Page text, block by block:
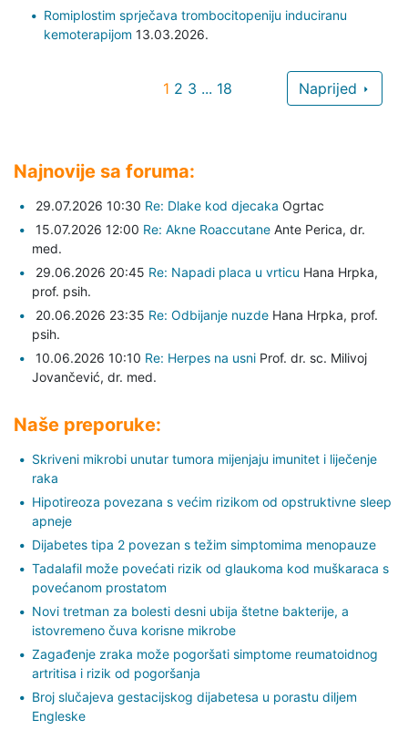
Romiplostim sprječava trombocitopeniju induciranu
kemoterapijom 13.03.2026.
1 2 3 ... 18 Naprijed
Najnovije sa foruma:
29.07.2026 10:30 Re: Dlake kod djecaka Ogrtac
15.07.2026 12:00 Re: Akne Roaccutane Ante Perica, dr.
med.
29.06.2026 20:45 Re: Napadi placa u vrticu Hana Hrpka,
prof. psih.
20.06.2026 23:35 Re: Odbijanje nuzde Hana Hrpka, prof.
psih.
10.06.2026 10:10 Re: Herpes na usni Prof. dr. sc. Milivoj
Jovančević, dr. med.
Naše preporuke:
Skriveni mikrobi unutar tumora mijenjaju imunitet i liječenje
raka
Hipotireoza povezana s većim rizikom od opstruktivne sleep
apneje
Dijabetes tipa 2 povezan s težim simptomima menopauze
Tadalafil može povećati rizik od glaukoma kod muškaraca s
povećanom prostatom
Novi tretman za bolesti desni ubija štetne bakterije, a
istovremeno čuva korisne mikrobe
Zagađenje zraka može pogoršati simptome reumatoidnog
artritisa i rizik od pogoršanja
Broj slučajeva gestacijskog dijabetesa u porastu diljem
Engleske